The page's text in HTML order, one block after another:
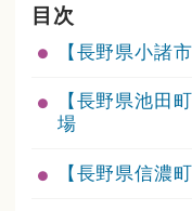
目次
【長野県小諸
【長野県池田
場
【長野県信濃